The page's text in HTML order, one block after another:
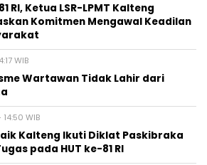
RI, Ketua LSR-LPMT Kalteng
Komitmen Mengawal Keadilan
WIB
Wartawan Tidak Lahir dari
WIB
Kalteng Ikuti Diklat Paskibraka
pada HUT ke-81 RI